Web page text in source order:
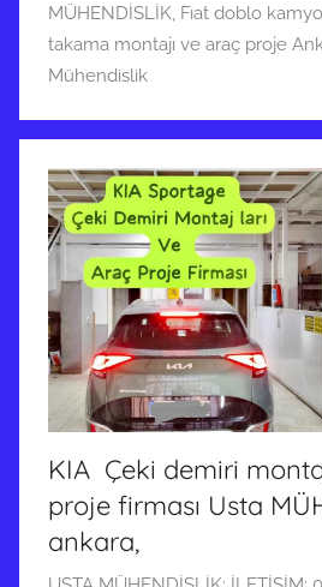
d
e
g
n
d
e
r
l
m
i
MÜHENDİSLİK, Fıat doblo
takama montajı ve araç proje
Mühendislik
KIA Çeki demiri
proje firması Usta
ankara,